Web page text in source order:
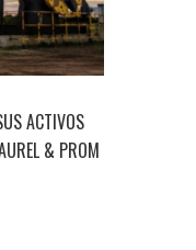
ACTIVOS
& PROM